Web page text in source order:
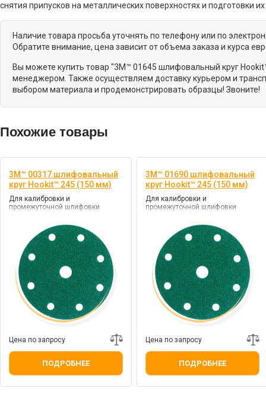
снятия припусков на металлических поверхностях и подготовки
Наличие товара просьба уточнять по телефону или по
Обратите внимание, цена зависит от объема заказа и курса
Вы можете купить товар "3M™ 01645 шлифовальный круг
менеджером. Также осуществляем доставку курьером и
выбором материала и продемонстрировать образцы! Звоните!
Похожие товары
3M™ 00317 шлифовальный
круг Hookit™ 245 (150 мм)
Для калибровки и
промежуточной шлифовки
поверхностей дерева
Цена по запросу
ПОДРОБНЕЕ
3M™ 01690 шлифовальный
круг Hookit™ 245 (150 мм)
Для калибровки и
промежуточной шлифовки
поверхностей дерева
Цена по запросу
ПОДРОБНЕЕ